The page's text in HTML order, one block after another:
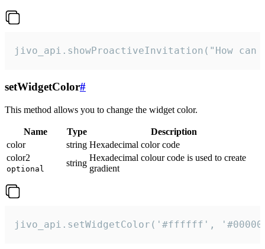
jivo_api.showProactiveInvitation("How
setWidgetColor#
This method allows you to change the widget color.
Name Type
Description
color
string Hexadecimal color code
color2
optional
string
Hexadecimal colour code is used to create
gradient
jivo_api.setWidgetColor('#ffffff',